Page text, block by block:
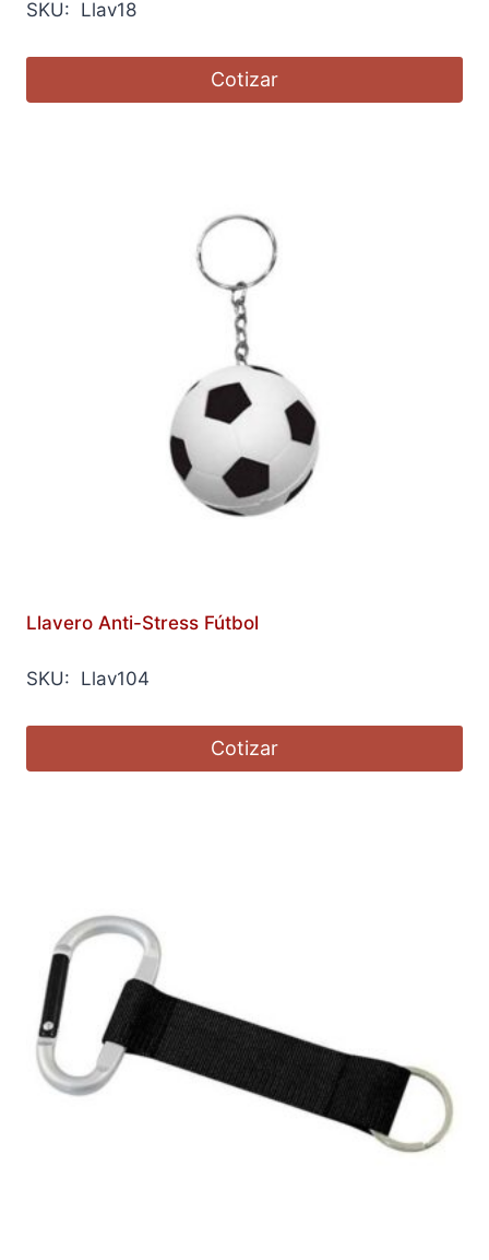
SKU: Llav18
Cotizar
Llavero Anti-Stress Fútbol
SKU: Llav104
Cotizar